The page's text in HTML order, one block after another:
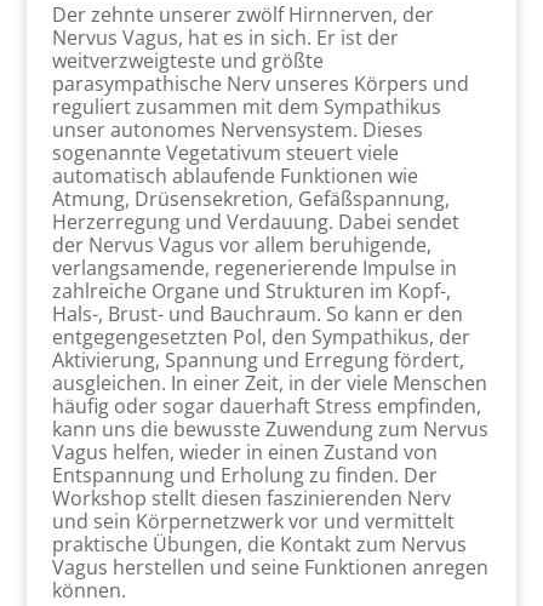
Der zehnte unserer zwölf Hirnnerven, der
Nervus Vagus, hat es in sich. Er ist der
weitverzweigteste und größte
parasympathische Nerv unseres Körpers und
reguliert zusammen mit dem Sympathikus
unser autonomes Nervensystem. Dieses
sogenannte Vegetativum steuert viele
automatisch ablaufende Funktionen wie
Atmung, Drüsensekretion, Gefäßspannung,
Herzerregung und Verdauung. Dabei sendet
der Nervus Vagus vor allem beruhigende,
verlangsamende, regenerierende Impulse in
zahlreiche Organe und Strukturen im Kopf-,
Hals-, Brust- und Bauchraum. So kann er den
entgegengesetzten Pol, den Sympathikus, der
Aktivierung, Spannung und Erregung fördert,
ausgleichen. In einer Zeit, in der viele Menschen
häufig oder sogar dauerhaft Stress empfinden,
kann uns die bewusste Zuwendung zum Nervus
Vagus helfen, wieder in einen Zustand von
Entspannung und Erholung zu finden. Der
Workshop stellt diesen faszinierenden Nerv
und sein Körpernetzwerk vor und vermittelt
praktische Übungen, die Kontakt zum Nervus
Vagus herstellen und seine Funktionen anregen
können.